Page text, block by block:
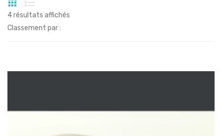
4 résultats affichés
Classement par :